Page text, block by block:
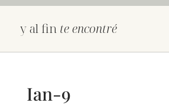
y al fin te encontré
Ian-9